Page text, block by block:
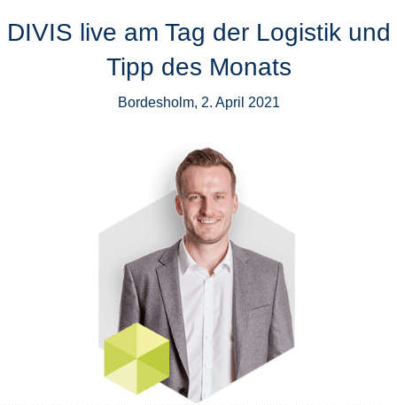
DIVIS live am Tag der Logistik und
Tipp des Monats
Bordesholm, 2. April 2021